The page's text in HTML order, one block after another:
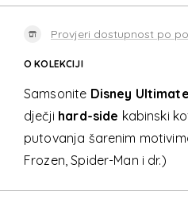
Provjeri dostupnost po
O KOLEKCIJI
Samsonite Disney
dječji hard-side kabinski
putovanja šarenim
Frozen, Spider-Man i dr.)